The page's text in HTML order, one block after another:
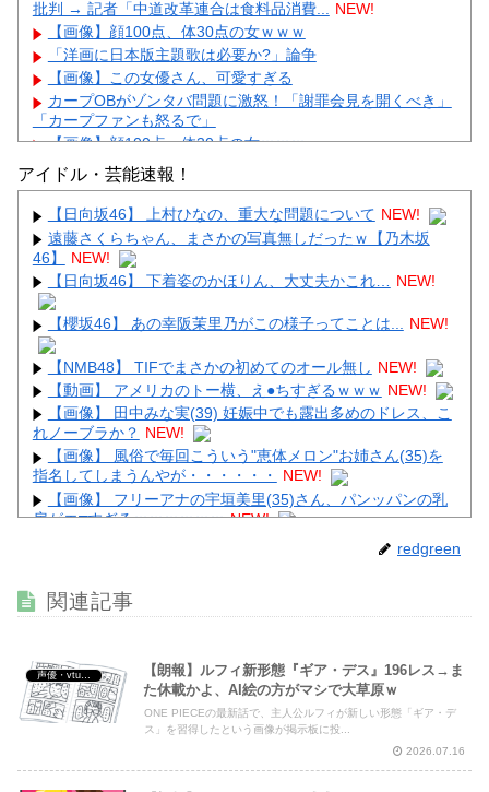
批判 → 記者「中道改革連合は食料品消費... NEW!
【画像】顔100点、体30点の女ｗｗｗ
「洋画に日本版主題歌は必要か?」論争
【画像】この女優さん、可愛すぎる
カープOBがゾンタバ問題に激怒！「謝罪会見を開くべき」
「カープファンも怒るで」
【画像】顔100点、体30点の女ｗｗｗ
Powered by livedoor 相互RSS
アイドル・芸能速報！
【日向坂46】 上村ひなの、重大な問題について NEW!
遠藤さくらちゃん、まさかの写真無しだったｗ【乃木坂
46】
NEW!
【日向坂46】 下着姿のかほりん、大丈夫かこれ…
NEW!
【櫻坂46】 あの幸阪茉里乃がこの様子ってことは... NEW!
【NMB48】 TIFでまさかの初めてのオール無し NEW!
【動画】 アメリカのトー横、え●ちすぎるｗｗｗ NEW!
【画像】 田中みな実(39) 妊娠中でも露出多めのドレス、こ
れノーブラか？ NEW!
【画像】 風俗で毎回こういう"恵体メロン"お姉さん(35)を
指名してしまうんやが・・・・・・
NEW!
【画像】 フリーアナの宇垣美里(35)さん、パンッパンの乳
房がエ□すぎるｗｗｗｗｗｗ NEW!
Powered by livedoor 相互RSS
redgreen
関連記事
声優・vtuber・アニメ漫画ゲーム
【朗報】ルフィ新形態『ギア・デス』196レス→ま
た休載かよ、AI絵の方がマシで大草原ｗ
ONE PIECEの最新話で、主人公ルフィが新しい形態「ギア・デ
ス」を習得したという画像が掲示板に投...
2026.07.16